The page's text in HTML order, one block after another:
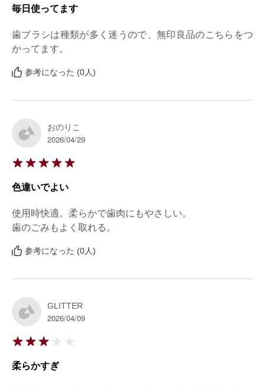
毎日使ってます
歯ブラシは種類が多く迷うので、無印良品のこちらをつ
かってます。
参考になった (0人)
おのりこ
2026/04/29
色違いでよい
使用時快適。柔らかで歯肉にもやさしい。
歯のごみもよく取れる。
参考になった (0人)
GLITTER
2026/04/09
柔らかすぎ